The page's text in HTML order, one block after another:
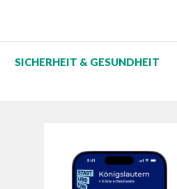
SICHERHEIT & GESUNDHEIT